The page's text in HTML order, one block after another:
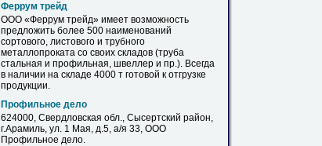
Феррум трейд
ООО «Феррум трейд» имеет возможность
предложить более 500 наименований
сортового, листового и трубного
металлопроката со своих складов (труба
стальная и профильная, швеллер и пр.). Всегда
в наличии на складе 4000 т готовой к отгрузке
продукции.
Профильное дело
624000, Свердловская обл., Сысертский район,
г.Арамиль, ул. 1 Мая, д.5, а/я 33, ООО
Профильное дело.